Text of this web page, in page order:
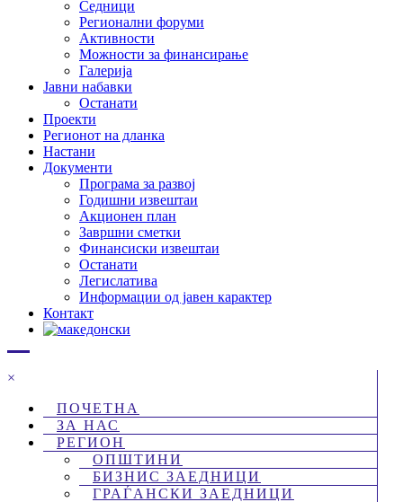
Седници
Регионални форуми
Активности
Можности за финансирање
Галерија
Јавни набавки
Останати
Проекти
Регионот на дланка
Настани
Документи
Програма за развој
Годишни извештаи
Акционен план
Завршни сметки
Финансиски извештаи
Останати
Легислатива
Информации од јавен карактер
Контакт
×
ПОЧЕТНА
ЗА НАС
РЕГИОН
ОПШТИНИ
БИЗНИС ЗАЕДНИЦИ
ГРАЃАНСКИ ЗАЕДНИЦИ